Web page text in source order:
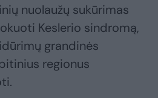
nuolaužų sukūrimas
Keslerio sindromą,
grandinės
regionus